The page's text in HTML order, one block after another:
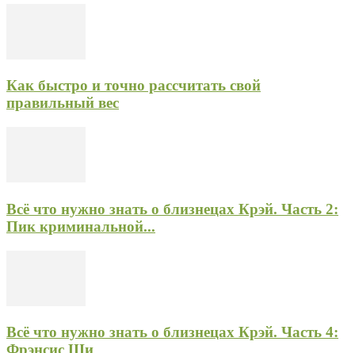
Как быстро и точно рассчитать свой
правильный вес
Всё что нужно знать о близнецах Крэй. Часть 2:
Пик криминальной...
Всё что нужно знать о близнецах Крэй. Часть 4: